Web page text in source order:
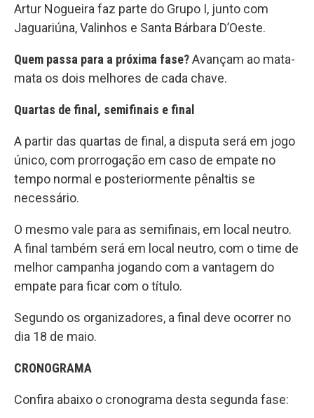
Artur Nogueira faz parte do Grupo I, junto com
Jaguariúna, Valinhos e Santa Bárbara D’Oeste.
Quem passa para a próxima fase?Avançam ao mata-
mata os dois melhores de cada chave.
Quartas de final, semifinais e final
A partir das quartas de final, a disputa será em jogo
único, com prorrogação em caso de empate no
tempo normal e posteriormente pênaltis se
necessário.
O mesmo vale para as semifinais, em local neutro.
A final também será em local neutro, com o time de
melhor campanha jogando com a vantagem do
empate para ficar com o título.
Segundo os organizadores, a final deve ocorrer no
dia 18 de maio.
CRONOGRAMA
Confira abaixo o cronograma desta segunda fase: